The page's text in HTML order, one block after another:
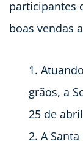
participantes
boas vendas
grãos, a
25 de
A